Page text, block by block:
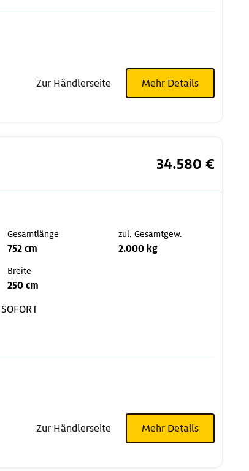
Zur Händlerseite Mehr Details
34.580 €
Gesamtlänge
752 cm
zul. Gesamtgew.
2.000 kg
Breite
250 cm
SOFORT
Zur Händlerseite Mehr Details